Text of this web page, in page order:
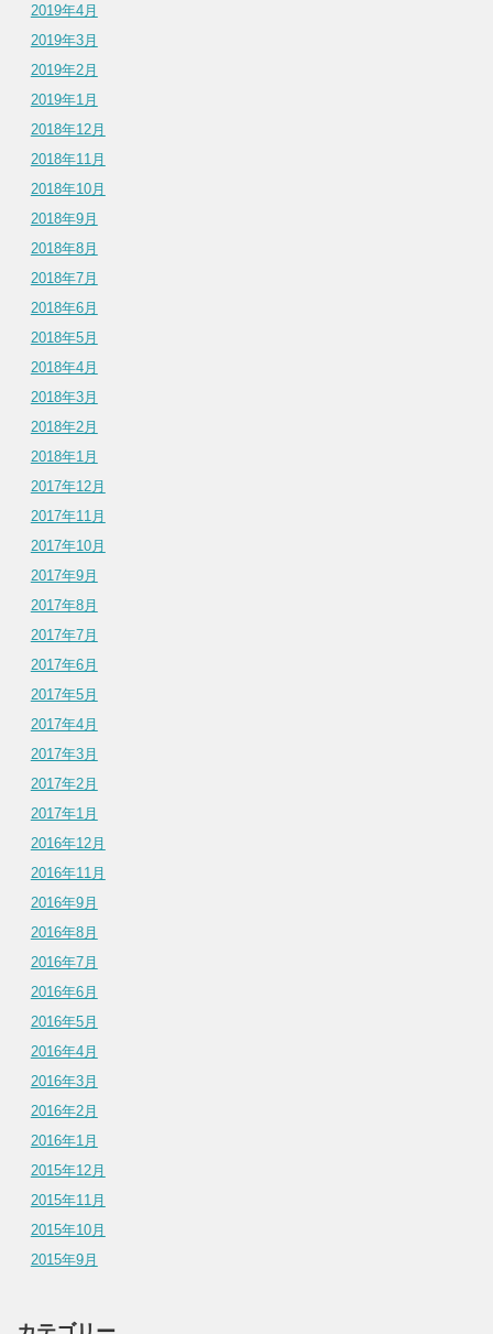
2019年4月
2019年3月
2019年2月
2019年1月
2018年12月
2018年11月
2018年10月
2018年9月
2018年8月
2018年7月
2018年6月
2018年5月
2018年4月
2018年3月
2018年2月
2018年1月
2017年12月
2017年11月
2017年10月
2017年9月
2017年8月
2017年7月
2017年6月
2017年5月
2017年4月
2017年3月
2017年2月
2017年1月
2016年12月
2016年11月
2016年9月
2016年8月
2016年7月
2016年6月
2016年5月
2016年4月
2016年3月
2016年2月
2016年1月
2015年12月
2015年11月
2015年10月
2015年9月